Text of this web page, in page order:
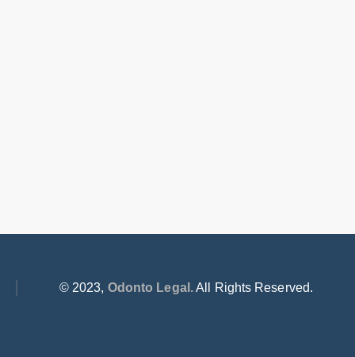
© 2023, Odonto Legal.All Rights Reserved.